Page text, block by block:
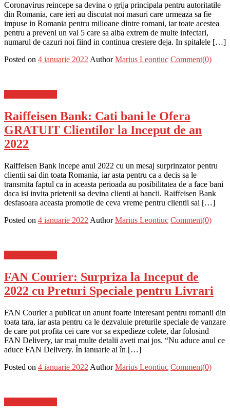
Coronavirus reincepe sa devina o grija principala pentru autoritatile
din Romania, care ieri au discutat noi masuri care urmeaza sa fie
impuse in Romania pentru milioane dintre romani, iar toate acestea
pentru a preveni un val 5 care sa aiba extrem de multe infectari,
numarul de cazuri noi fiind in continua crestere deja. In spitalele […]
Posted on 4 ianuarie 2022 Author Marius Leontiuc Comment(0)
Raiffeisen Bank: Cati bani le Ofera
GRATUIT Clientilor la Inceput de an
2022
Raiffeisen Bank incepe anul 2022 cu un mesaj surprinzator pentru
clientii sai din toata Romania, iar asta pentru ca a decis sa le
transmita faptul ca in aceasta perioada au posibilitatea de a face bani
daca isi invita prietenii sa devina clienti ai bancii. Raiffeisen Bank
desfasoara aceasta promotie de ceva vreme pentru clientii sai […]
Posted on 4 ianuarie 2022 Author Marius Leontiuc Comment(0)
FAN Courier: Surpriza la Inceput de
2022 cu Preturi Speciale pentru Livrari
FAN Courier a publicat un anunt foarte interesant pentru romanii din
toata tara, iar asta pentru ca le dezvaluie preturile speciale de vanzare
de care pot profita cei care vor sa expedieze colete, dar folosind
FAN Delivery, iar mai multe detalii aveti mai jos. “Nu aduce anul ce
aduce FAN Delivery. În ianuarie ai în […]
Posted on 4 ianuarie 2022 Author Marius Leontiuc Comment(0)